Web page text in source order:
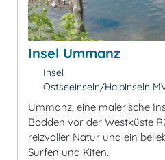
Insel Ummanz
Insel
Ostseeinseln/Halbinseln
Ummanz, eine malerische
Bodden vor der Westküste
reizvoller Natur und ein
Surfen und Kiten.